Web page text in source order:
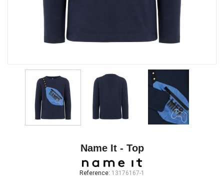
Name It - Top
Reference: 13176167-1